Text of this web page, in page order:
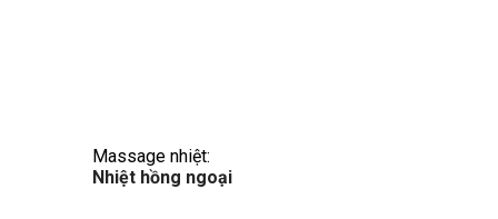
Massage nhiệt:
Nhiệt hồng ngoại